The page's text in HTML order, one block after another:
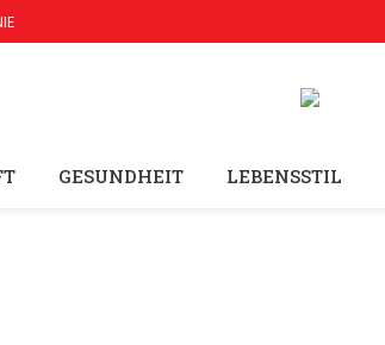
GESUNDHEIT LEBENSSTIL